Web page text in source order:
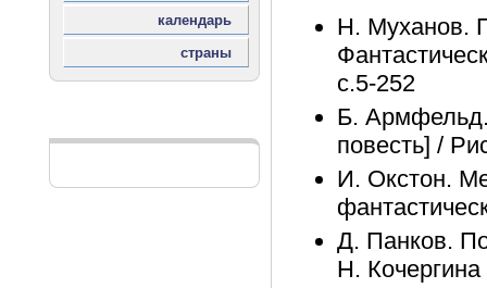
Н. Муханов.
с.5-252
Б. Армфельд.
повесть] /
И. Окстон.
Д. Панков.
Н.